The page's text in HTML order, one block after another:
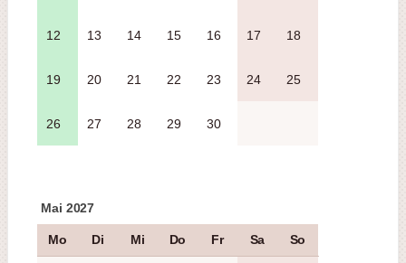
12 13 14 15 16 17 18
19 20 21 22 23 24 25
26 27 28 29 30
Mai 2027
Mo Di Mi Do Fr Sa So